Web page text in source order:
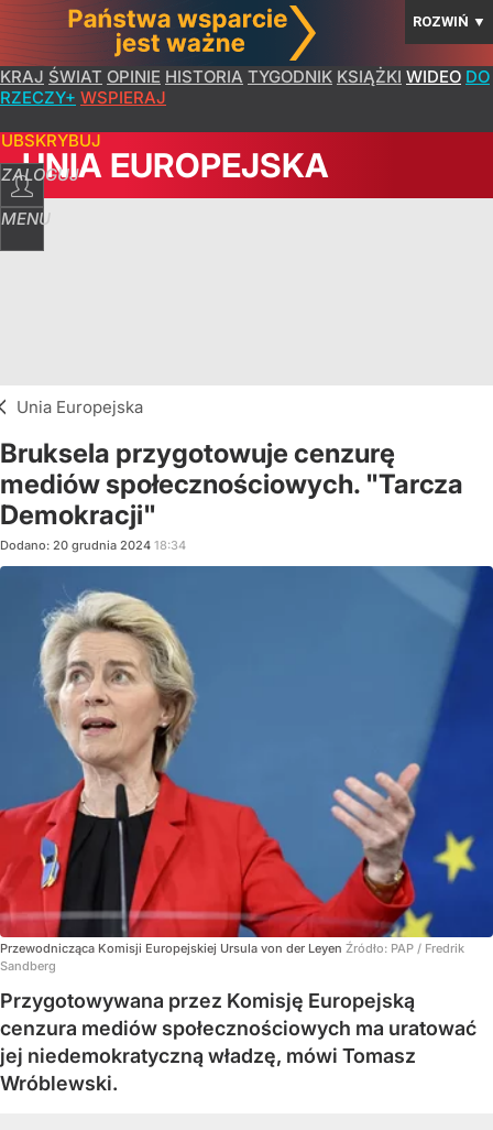
ROZWIŃ ▼
KRAJ ŚWIAT OPINIE HISTORIA TYGODNIK KSIĄŻKI WIDEO DO
RZECZY+ WSPIERAJ
ZALOGUJ
MENU
UNIA EUROPEJSKA
Unia Europejska
Bruksela przygotowuje cenzurę
mediów społecznościowych. "Tarcza
Demokracji"
Dodano: 20 grudnia 2024 18:34
Przewodnicząca Komisji Europejskiej Ursula von der Leyen Źródło: PAP / Fredrik
Sandberg
Przygotowywana przez Komisję Europejską
cenzura mediów społecznościowych ma uratować
jej niedemokratyczną władzę, mówi Tomasz
Wróblewski.